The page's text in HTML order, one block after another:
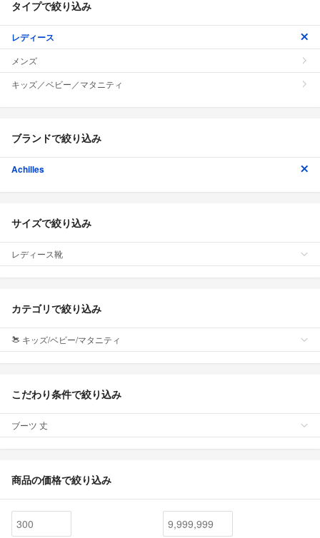
タイプで絞り込み
レディース
メンズ
キッズ／ベビー／マタニティ
ブランドで絞り込み
Achilles
サイズで絞り込み
レディース靴
カテゴリで絞り込み
キッズ/ベビー/マタニティ
こだわり条件で絞り込み
ブーツ 丈
商品の価格で絞り込み